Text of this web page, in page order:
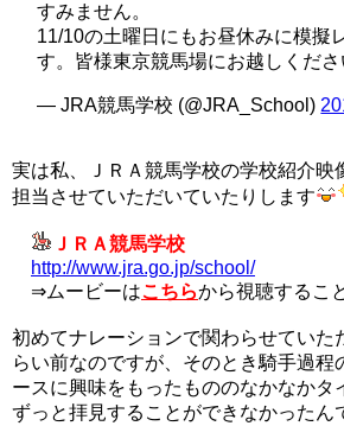
すみません。
11/10の土曜日にもお昼休みに模擬
す。皆様東京競馬場にお越しくださ
— JRA競馬学校 (@JRA_School)
実は私、ＪＲＡ競馬学校の学校紹介映
担当させていただいていたりします
ＪＲＡ競馬学校
http://www.jra.go.jp/school/
⇒ムービーはこちらから視聴するこ
初めてナレーションで関わらせていた
らい前なのですが、そのとき騎手過程
ースに興味をもったもののなかなかタ
ずっと拝見することができなかったん